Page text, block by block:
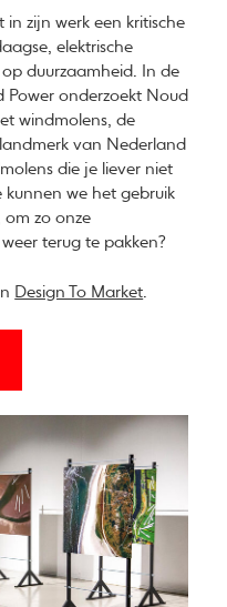
zijn werk een kritische
elektrische
duurzaamheid. In de
Power onderzoekt Noud
windmolens, de
van Nederland
die je liever niet
kunnen we het gebruik
om zo onze
terug te pakken?
Design To Market